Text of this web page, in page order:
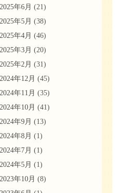
2025年6月 (21)
2025年5月 (38)
2025年4月 (46)
2025年3月 (20)
2025年2月 (31)
2024年12月 (45)
2024年11月 (35)
2024年10月 (41)
2024年9月 (13)
2024年8月 (1)
2024年7月 (1)
2024年5月 (1)
2023年10月 (8)